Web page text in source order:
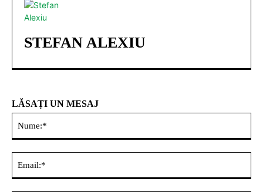
STEFAN ALEXIU
LĂSAȚI UN MESAJ